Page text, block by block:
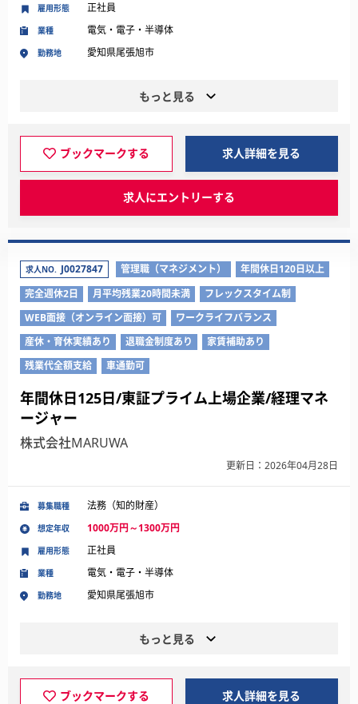
業種 電気・電子・半導体
勤務地 愛知県尾張旭市
雇用形態 正社員
もっと見る
ブックマークする 求人詳細を見る
求人にエントリーする
求人NO. J0027847 管理職（マネジメント）
年間休日120日以上
完全週休2日
月平均残業20時間未満
フレックスタイム制
WEB面接（オンライン面接）可
ワークライフバランス
産休・育休実績あり
退職金制度あり
家賃補助あり
残業代全額支給
車通勤可
年間休日125日/東証プライム上場企業/経理マネ
ージャー
株式会社MARUWA
更新日：2026年04月28日
募集職種 法務（知的財産）
想定年収 1000万円～1300万円
業種 電気・電子・半導体
勤務地 愛知県尾張旭市
雇用形態 正社員
もっと見る
ブックマークする 求人詳細を見る